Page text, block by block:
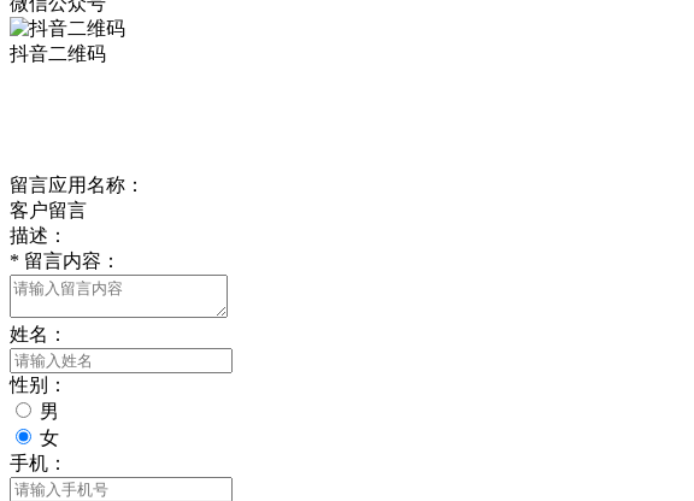
抖音二维码
留言应用名称：
客户留言
描述：
* 留言内容：
姓名：
性别：
男
女
手机：